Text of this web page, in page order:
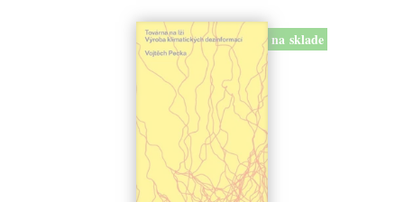
na sklade